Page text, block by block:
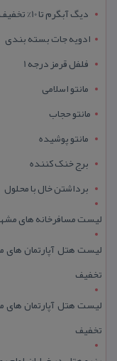
دیگ آبگرم تا 10% تخفیف
ادویه جات بسته بندی
فلفل قرمز درجه 1
مانتو اسلامی
مانتو حجاب
مانتو پوشیده
برج خنک کننده
برداشتن خال با محلول
لیست مسافرخانه های مشهد با
تخفیف
تخفیف